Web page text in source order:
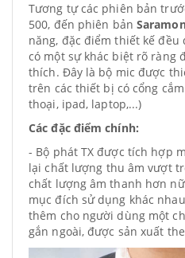
Tương tự các phiên bản
500, đến phiên bản
năng, đặc điểm thiết kế
có một sự khác biệt rõ ràng
thích. Đây là bộ mic được
trên các thiết bị có cổng
thoại, ipad, laptop,...)
Các đặc điểm chính:
- Bộ phát TX được tích hợp
lại chất lượng thu âm vượt
chất lượng âm thanh hơn
mục đích sử dụng khác
thêm cho người dùng một
gắn ngoài, được sản xuất